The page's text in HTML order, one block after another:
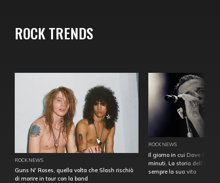
ROCK TRENDS
ROCK NEWS
Guns N' Roses, quella volta che Slash rischiò
di morire in tour con la band
ROCK NEWS
Il giorno in cui Dave
minuti. La storia
sempre la sua vita